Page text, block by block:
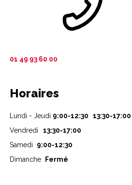
01 49 93 60 00
Horaires
Lundi - Jeudi 9:00-12:30 13:30-17:00
Vendredi
13:30-17:00
Samedi 9:00-12:30
Dimanche
Fermé